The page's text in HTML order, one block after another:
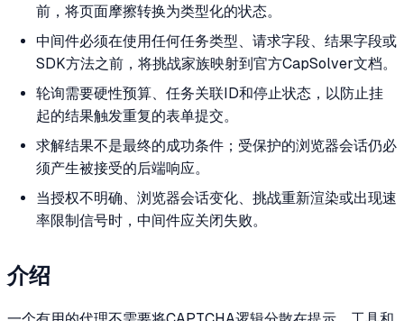
前，将页面摩擦转换为类型化的状态。
中间件必须在使用任何任务类型、请求字段、结果字段或
SDK方法之前，将挑战家族映射到官方CapSolver文档。
轮询需要硬性预算、任务关联ID和停止状态，以防止挂
起的结果触发重复的表单提交。
求解结果不是最终的成功条件；受保护的浏览器会话仍必
须产生被接受的后端响应。
当授权不明确、浏览器会话变化、挑战重新渲染或出现速
率限制信号时，中间件应关闭失败。
介绍